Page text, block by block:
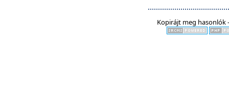
Kopirájt meg hasonlók